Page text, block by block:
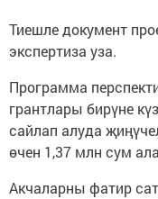
Тиешле документ
экспертиза уза.
Программа
грантлары бирүне
сайлап алуда
өчен 1,37 млн сум
Акчаларны фатир